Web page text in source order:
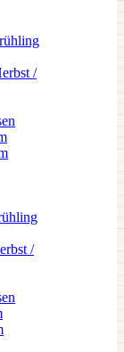
/
/